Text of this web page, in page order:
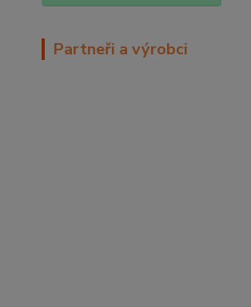
Partneři a výrobci